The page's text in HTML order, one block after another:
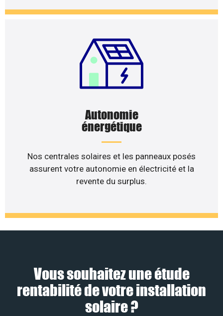
Autonomie
énergétique
Nos centrales solaires et les panneaux posés
assurent votre autonomie en électricité et la
revente du surplus.
Vous souhaitez une étude
rentabilité de votre installation
solaire ?